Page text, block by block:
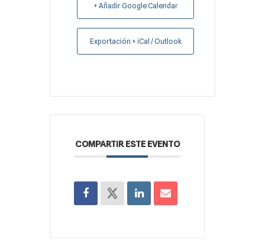
+ Añadir Google Calendar
Exportación + iCal / Outlook
COMPARTIR ESTE EVENTO